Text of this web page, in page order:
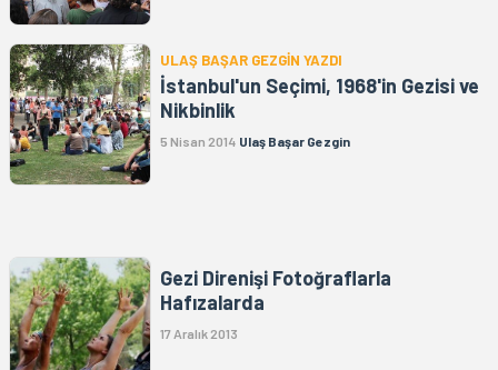
ULAŞ BAŞAR GEZGİN YAZDI
İstanbul'un Seçimi, 1968'in Gezisi ve
Nikbinlik
5 Nisan 2014 Ulaş Başar Gezgin
Gezi Direnişi Fotoğraflarla
Hafızalarda
17 Aralık 2013